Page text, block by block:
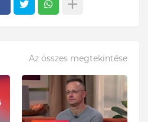
Az összes megtekintése